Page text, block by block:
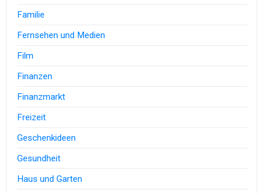
Familie
Fernsehen und Medien
Film
Finanzen
Finanzmarkt
Freizeit
Geschenkideen
Gesundheit
Haus und Garten